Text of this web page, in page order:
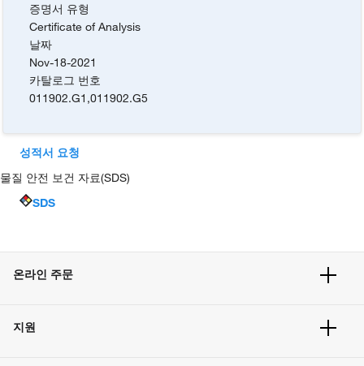
증명서 유형
Certificate of Analysis
날짜
Nov-18-2021
카탈로그 번호
011902.G1 ,011902.G5
성적서 요청
물질 안전 보건 자료(SDS)
SDS
온라인 주문
주문 방법
지원